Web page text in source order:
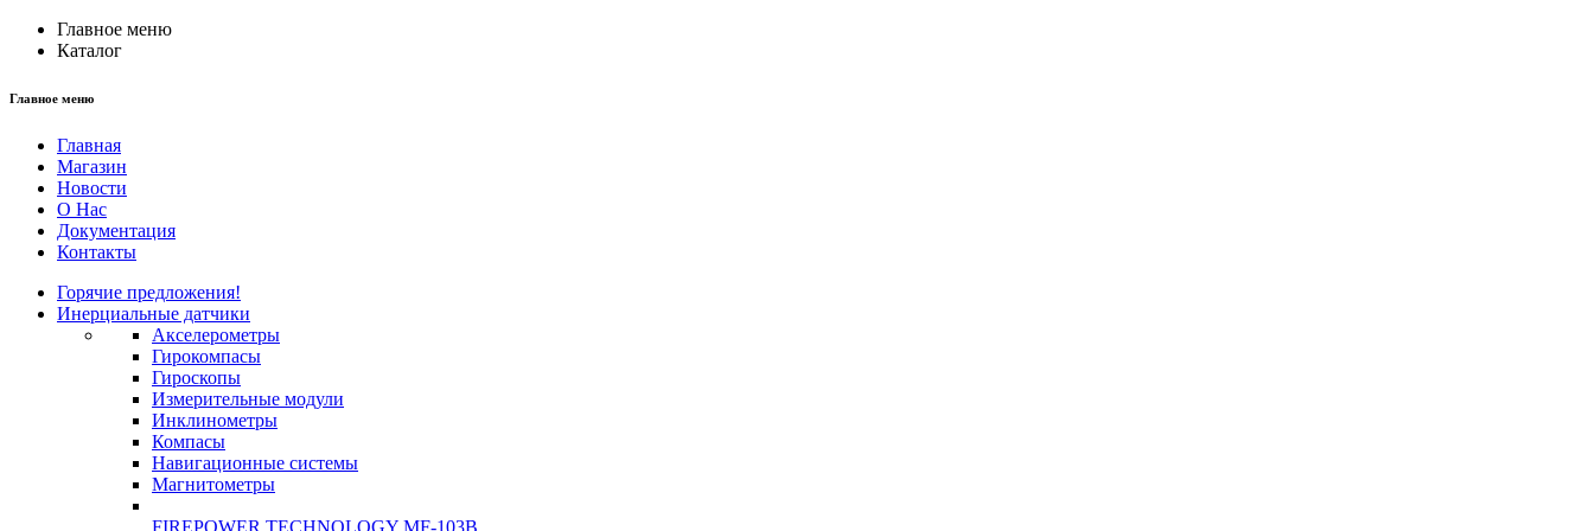
Главное меню
Каталог
Главное меню
Главная
Магазин
Новости
О Нас
Документация
Контакты
Горячие предложения!
Инерциальные датчики
Акселерометры
Гирокомпасы
Гироскопы
Измерительные модули
Инклинометры
Компасы
Навигационные системы
Магнитометры
FIREPOWER TECHNOLOGY MF-103B